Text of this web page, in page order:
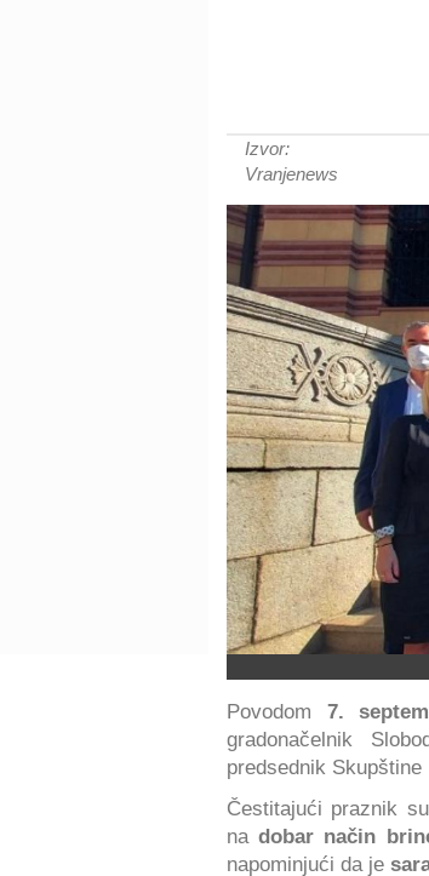
Izvor:
Vranjenews
Povodom 7.
gradonačelnik
predsednik
Čestitajući praznik
nadobar način
napominjući da je